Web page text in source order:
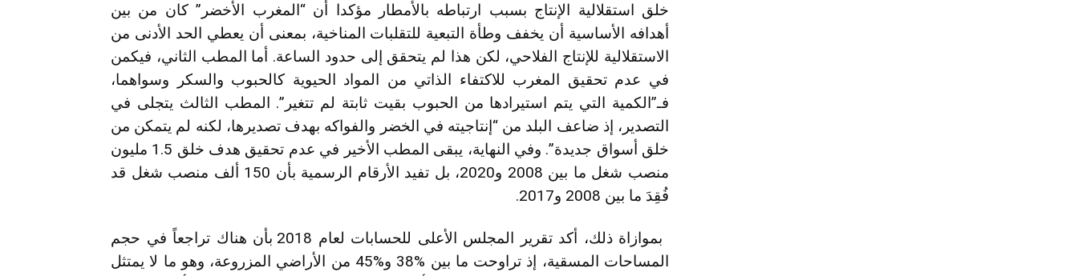
خلق استقلالية الإنتاج بسبب ارتباطه بالأمطار مؤكدا أن “المغرب الأخضر” كان من بين
أهدافه الأساسية أن يخفف وطأة التبعية للتقلبات المناخية، بمعنى أن يعطي الحد الأدنى من
الاستقلالية للإنتاج الفلاحي، لكن هذا لم يتحقق إلى حدود الساعة. أما المطب الثاني، فيكمن
في عدم تحقيق المغرب للاكتفاء الذاتي من المواد الحيوية كالحبوب والسكر وسواهما،
فـ”الكمية التي يتم استيرادها من الحبوب بقيت ثابتة لم تتغير”. المطب الثالث يتجلى في
التصدير، إذ ضاعف البلد من “إنتاجيته في الخضر والفواكه بهدف تصديرها، لكنه لم يتمكن من
خلق أسواق جديدة”. وفي النهاية، يبقى المطب الأخير في عدم تحقيق هدف خلق 1.5 مليون
منصب شغل ما بين 2008 و2020، بل تفيد الأرقام الرسمية بأن 150 ألف منصب شغل قد
فُقِدَ ما بين 2008 و2017.
بموازاة ذلك، أكد تقرير المجلس الأعلى للحسابات لعام 2018 بأن هناك تراجعاً في حجم
المساحات المسقية، إذ تراوحت ما بين %38 و%45 من الأراضي المزروعة، وهو ما لا يمتثل